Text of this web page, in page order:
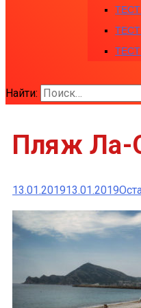
Найти:
Пляж Ла-
13.01.201913.01.2019